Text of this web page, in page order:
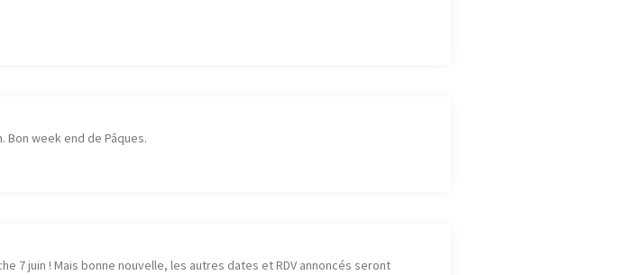
Bon week end de Pâques.
7 juin ! Mais bonne nouvelle, les autres dates et RDV annoncés seront